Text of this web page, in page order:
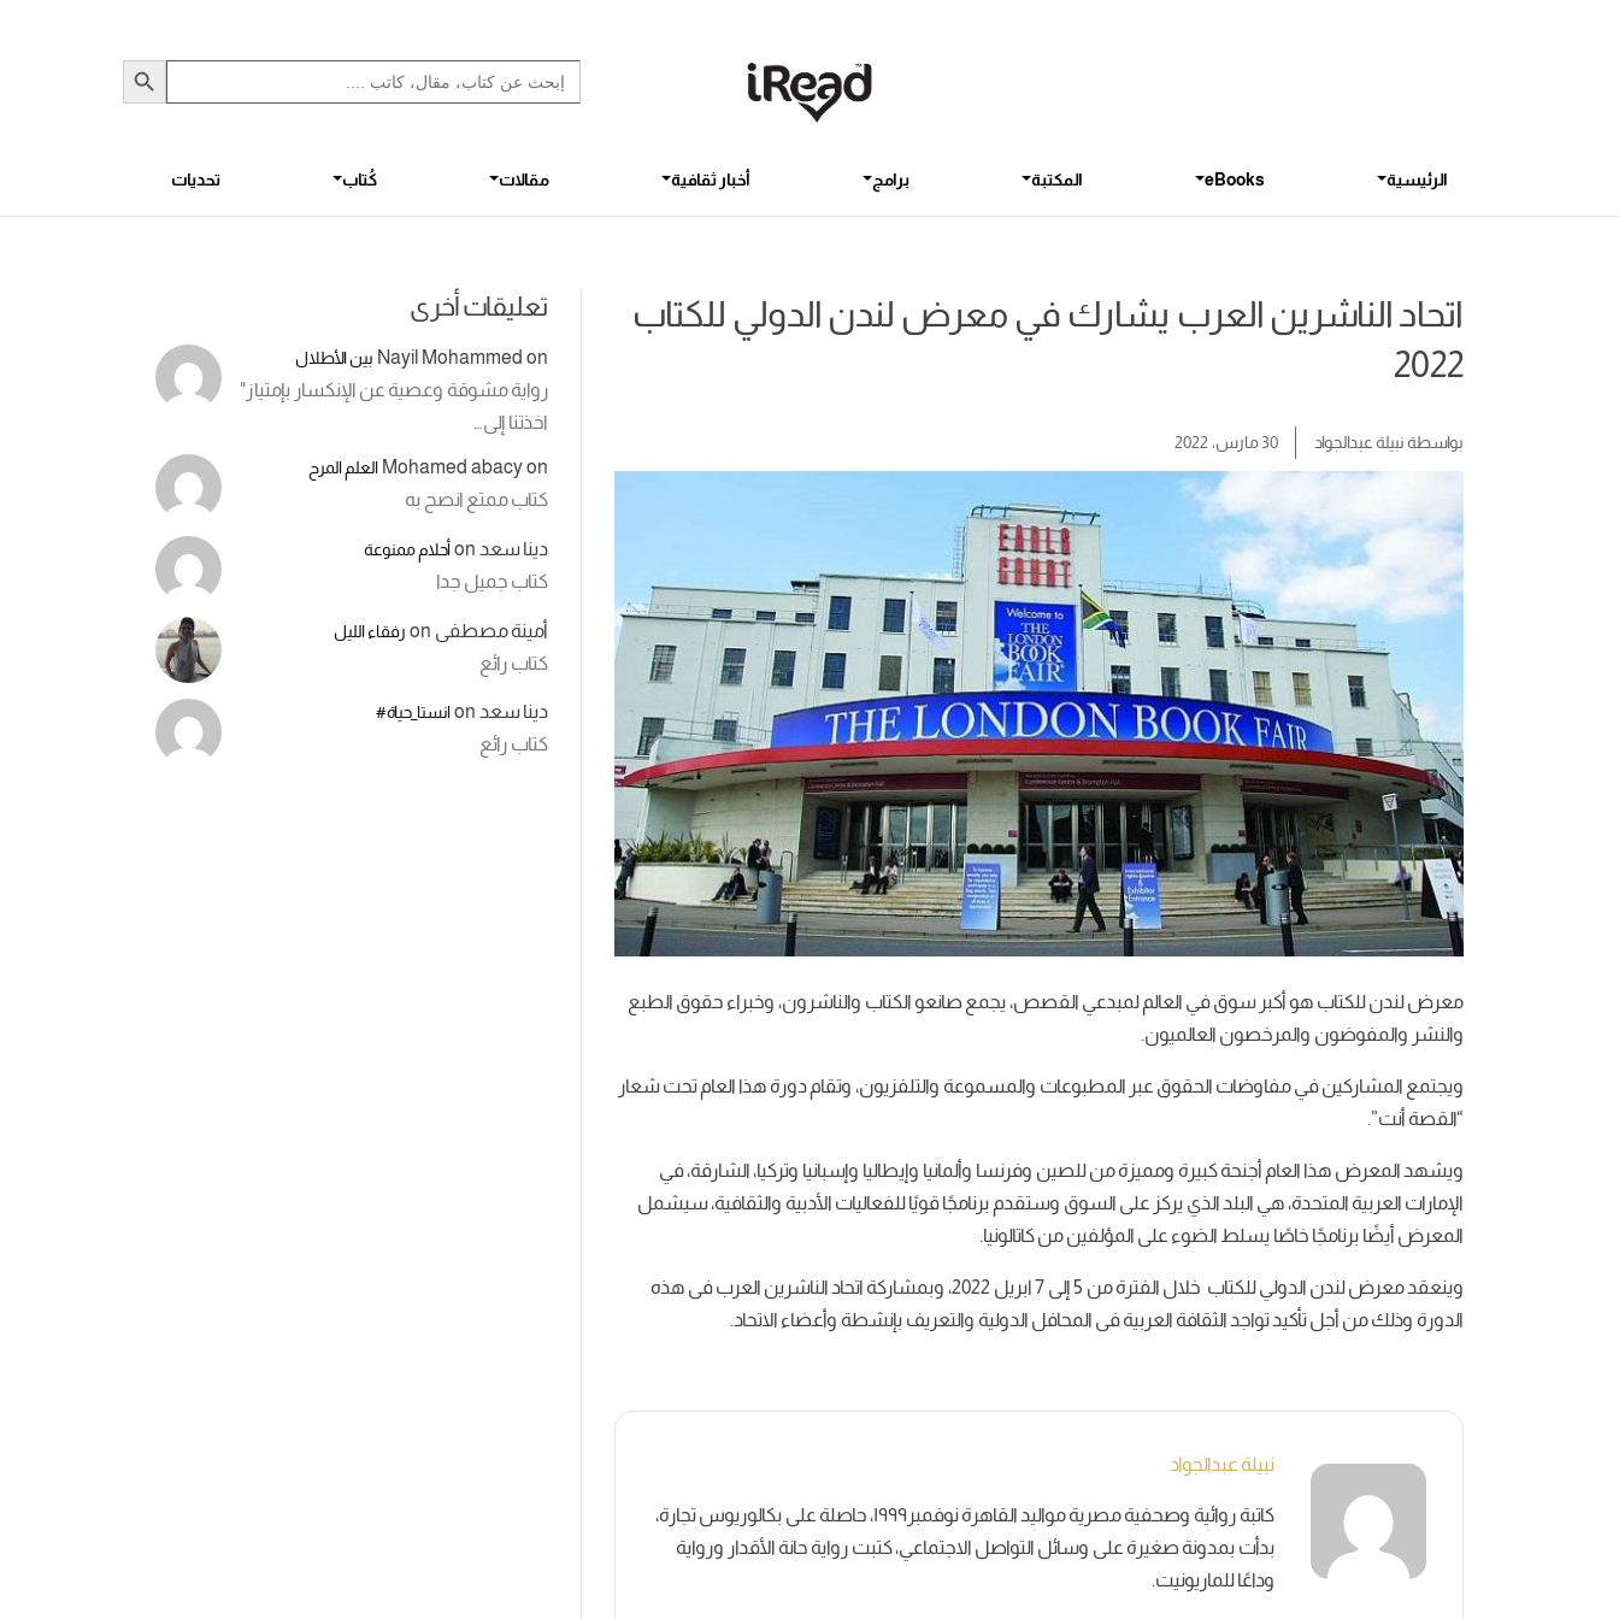
Search
for:
Search Button
الرئيسية eBooks المكتبة برامج أخبار ثقافية مقالات كُتاب تحديات
اتحاد الناشرين العرب يشارك في معرض لندن الدولي للكتاب
2022
بواسطةنبيلة عبدالجواد 30 مارس، 2022
معرض لندن للكتاب هو أكبر سوق في العالم لمبدعي القصص، يجمع صانعو الكتاب والناشرون، وخبراء حقوق الطبع
والنشر والمفوضون والمرخصون العالميون.
ويجتمع المشاركين في مفاوضات الحقوق عبر المطبوعات والمسموعة والتلفزيون، وتقام دورة هذا العام تحت شعار
“القصة أنت”.
ويشهد المعرض هذا العام أجنحة كبيرة ومميزة من للصين وفرنسا وألمانيا وإيطاليا وإسبانيا وتركيا، الشارقة، في
الإمارات العربية المتحدة، هي البلد الذي يركز على السوق وستقدم برنامجًا قويًا للفعاليات الأدبية والثقافية، سيشمل
المعرض أيضًا برنامجًا خاصًا يسلط الضوء على المؤلفين من كاتالونيا.
وينعقد معرض لندن الدولي للكتاب خلال الفترة من 5 إلى 7 ابريل 2022، وبمشاركة اتحاد الناشرين العرب فى هذه
الدورة وذلك من أجل تأكيد تواجد الثقافة العربية فى المحافل الدولية والتعريف بإنشطة وأعضاء الاتحاد.
نبيلة عبدالجواد
كاتبة روائية وصحفية مصرية مواليد القاهرة نوفمبر١٩٩٩، حاصلة على بكالوريوس تجارة،
بدأت بمدونة صغيرة على وسائل التواصل الاجتماعي، كتبت رواية حانة الأقدار ورواية
وداعًا للماريونيت.
تعليقات أخرى
Nayil Mohammed on بين الأطلال
رواية مشوقة وعصية عن الإنكسار بإمتياز"
اخذتنا إلى…
Mohamed abacyon العلم المرح
كتاب ممتع انصح به
دينا سعد onأحلام ممنوعة
كتاب جميل جدا
أمينة مصطفى on رفقاء الليل
كتاب رائع
دينا سعد onانستا_حياة#
كتاب رائع